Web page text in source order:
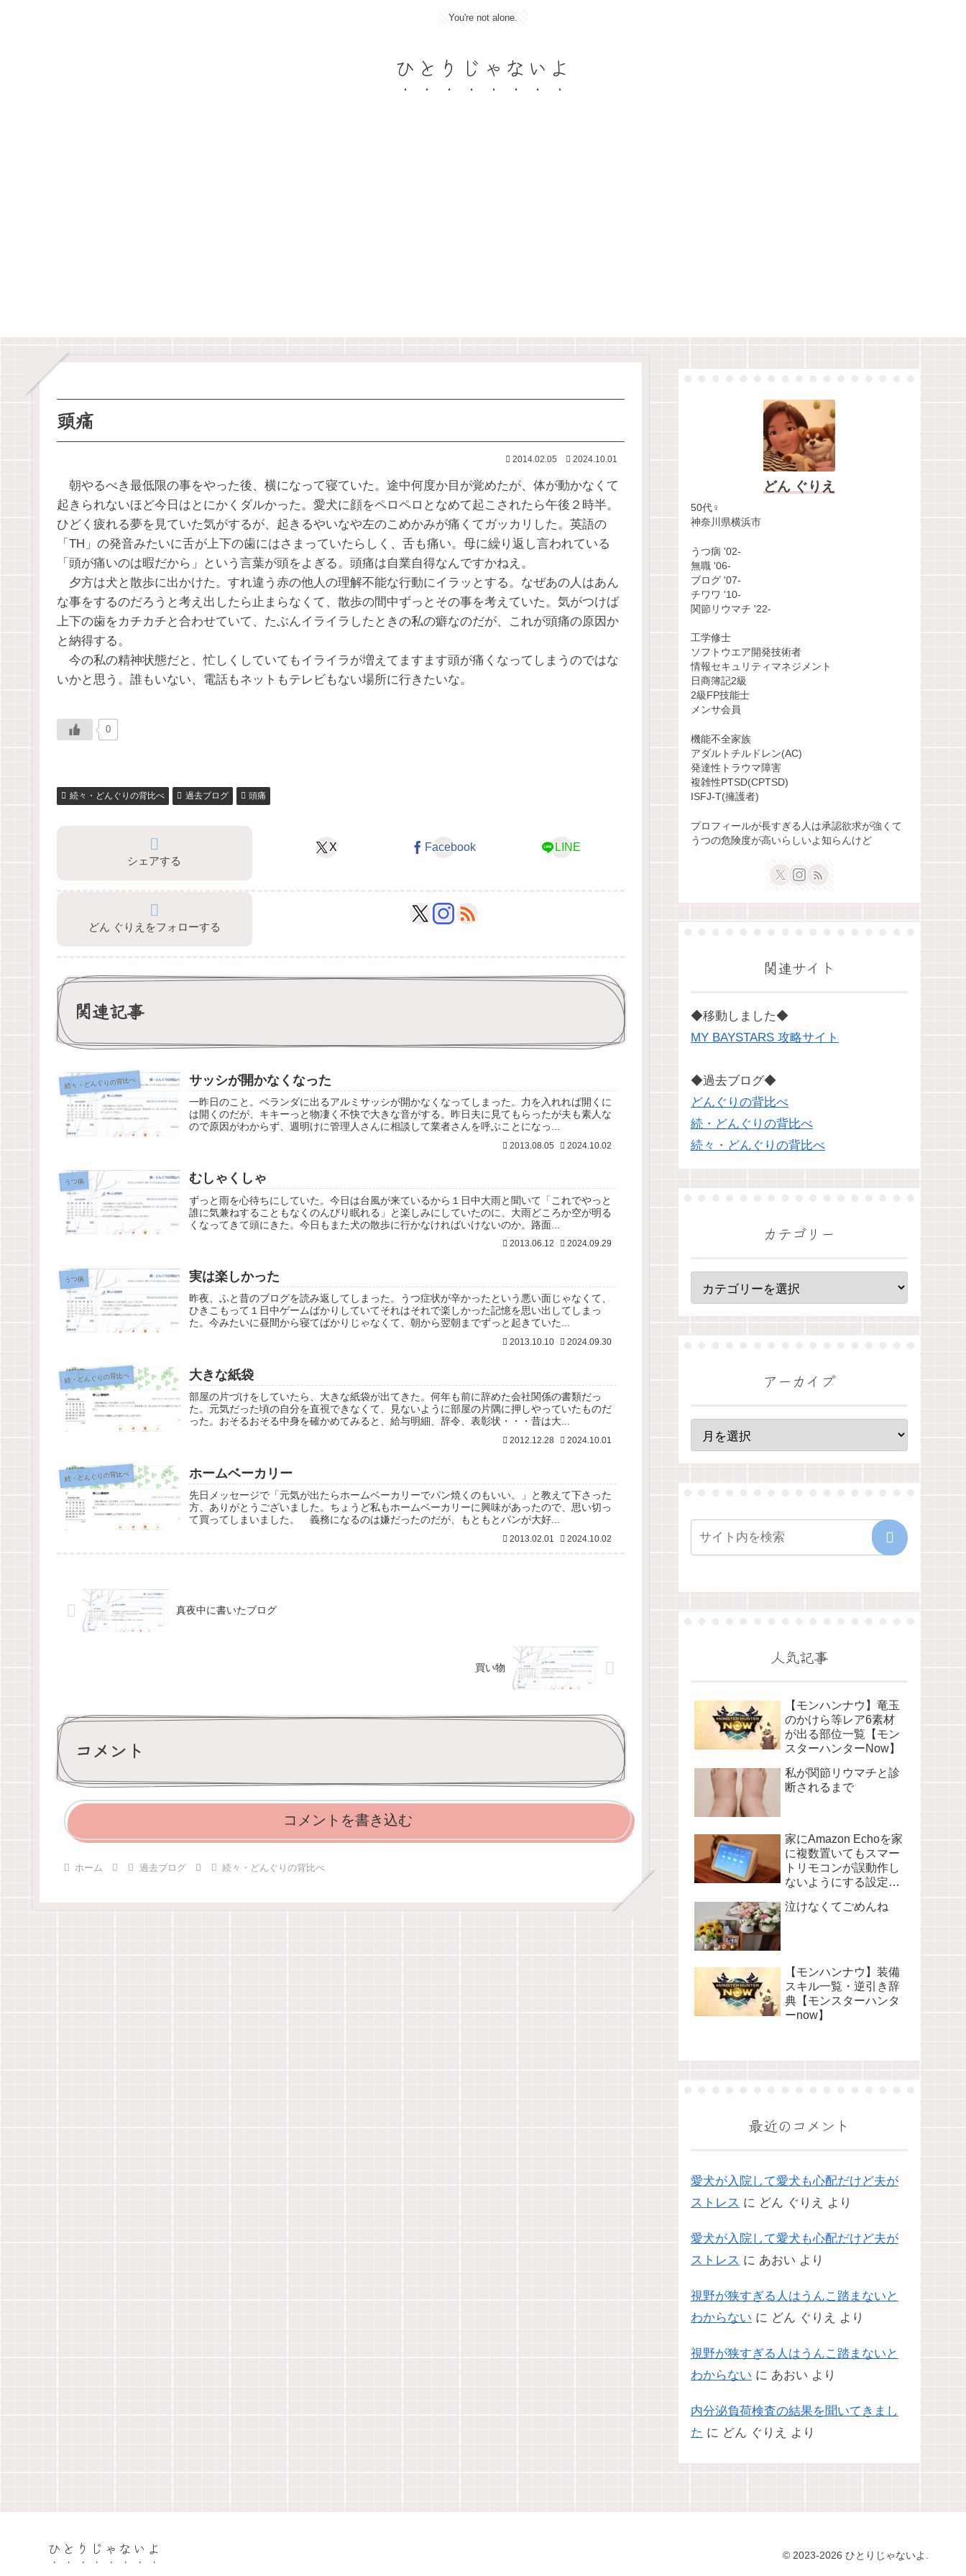
You're not alone.
ひとりじゃないよ
頭痛
2014.02.05 2024.10.01
朝やるべき最低限の事をやった後、横になって寝ていた。途中何度か目が覚めたが、体が動かなくて
起きられないほど今日はとにかくダルかった。愛犬に顔をペロペロとなめて起こされたら午後２時半。
ひどく疲れる夢を見ていた気がするが、起きるやいなや左のこめかみが痛くてガッカリした。英語の
「TH」の発音みたいに舌が上下の歯にはさまっていたらしく、舌も痛い。母に繰り返し言われている
「頭が痛いのは暇だから」という言葉が頭をよぎる。頭痛は自業自得なんですかねえ。
夕方は犬と散歩に出かけた。すれ違う赤の他人の理解不能な行動にイラッとする。なぜあの人はあん
な事をするのだろうと考え出したら止まらなくて、散歩の間中ずっとその事を考えていた。気がつけば
上下の歯をカチカチと合わせていて、たぶんイライラしたときの私の癖なのだが、これが頭痛の原因か
と納得する。
今の私の精神状態だと、忙しくしていてもイライラが増えてますます頭が痛くなってしまうのではな
いかと思う。誰もいない、電話もネットもテレビもない場所に行きたいな。
0
続々・どんぐりの背比べ 過去ブログ 頭痛
シェアする
X Facebook LINE
どん ぐりえをフォローする
関連記事
続々・どんぐりの背比べ サッシが開かなくなった
一昨日のこと。ベランダに出るアルミサッシが開かなくなってしまった。力を入れれば開くに
は開くのだが、キキーっと物凄く不快で大きな音がする。昨日夫に見てもらったが夫も素人な
ので原因がわからず、週明けに管理人さんに相談して業者さんを呼ぶことになっ...
2013.08.05 2024.10.02
うつ病 むしゃくしゃ
ずっと雨を心待ちにしていた。今日は台風が来ているから１日中大雨と聞いて「これでやっと
誰に気兼ねすることもなくのんびり眠れる」と楽しみにしていたのに、大雨どころか空が明る
くなってきて頭にきた。今日もまた犬の散歩に行かなければいけないのか。路面...
2013.06.12 2024.09.29
うつ病 実は楽しかった
昨夜、ふと昔のブログを読み返してしまった。うつ症状が辛かったという悪い面じゃなくて、
ひきこもって１日中ゲームばかりしていてそれはそれで楽しかった記憶を思い出してしまっ
た。今みたいに昼間から寝てばかりじゃなくて、朝から翌朝までずっと起きていた...
2013.10.10 2024.09.30
続・どんぐりの背比べ 大きな紙袋
部屋の片づけをしていたら、大きな紙袋が出てきた。何年も前に辞めた会社関係の書類だっ
た。元気だった頃の自分を直視できなくて、見ないように部屋の片隅に押しやっていたものだ
った。おそるおそる中身を確かめてみると、給与明細、辞令、表彰状・・・昔は大...
2012.12.28 2024.10.01
続・どんぐりの背比べ ホームベーカリー
先日メッセージで「元気が出たらホームベーカリーでパン焼くのもいい。」と教えて下さった
方、ありがとうございました。ちょうど私もホームベーカリーに興味があったので、思い切っ
て買ってしまいました。 義務になるのは嫌だったのだが、もともとパンが大好...
2013.02.01 2024.10.02
真夜中に書いたブログ
買い物
コメント
コメントを書き込む
ホーム 過去ブログ 続々・どんぐりの背比べ
どん ぐりえ
50代♀
神奈川県横浜市
うつ病 '02-
無職 '06-
ブログ '07-
チワワ '10-
関節リウマチ '22-
工学修士
ソフトウエア開発技術者
情報セキュリティマネジメント
日商簿記2級
2級FP技能士
メンサ会員
機能不全家族
アダルトチルドレン(AC)
発達性トラウマ障害
複雑性PTSD(CPTSD)
ISFJ-T(擁護者)
プロフィールが長すぎる人は承認欲求が強くて
うつの危険度が高いらしいよ知らんけど
関連サイト
◆移動しました◆
MY BAYSTARS 攻略サイト
◆過去ブログ◆
どんぐりの背比べ
続・どんぐりの背比べ
続々・どんぐりの背比べ
カテゴリー
アーカイブ
人気記事
【モンハンナウ】竜玉
のかけら等レア6素材
が出る部位一覧【モン
スターハンターNow】
私が関節リウマチと診
断されるまで
家にAmazon Echoを家
に複数置いてもスマー
トリモコンが誤動作し
ないようにする設定に
泣けなくてごめんね
【モンハンナウ】装備
スキル一覧・逆引き辞
典【モンスターハンタ
ーnow】
最近のコメント
愛犬が入院して愛犬も心配だけど夫が
ストレス に どん ぐりえ より
愛犬が入院して愛犬も心配だけど夫が
ストレス に あおい より
視野が狭すぎる人はうんこ踏まないと
わからない に どん ぐりえ より
視野が狭すぎる人はうんこ踏まないと
わからない に あおい より
内分泌負荷検査の結果を聞いてきまし
た に どん ぐりえ より
ひとりじゃないよ © 2023-2026 ひとりじゃないよ.